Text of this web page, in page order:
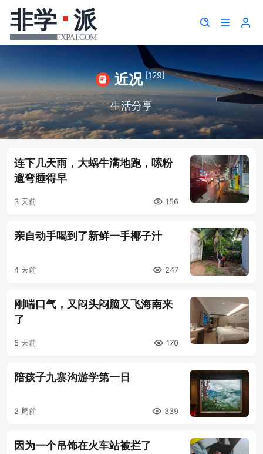
近况 [129]
生活分享
连下几天雨，大蜗牛满地跑，嗦粉
遛弯睡得早
3 天前 156
亲自动手喝到了新鲜一手椰子汁
4 天前 247
刚喘口气，又闷头闷脑又飞海南来
了
5 天前 170
陪孩子九寨沟游学第一日
2 周前 339
因为一个吊饰在火车站被拦了